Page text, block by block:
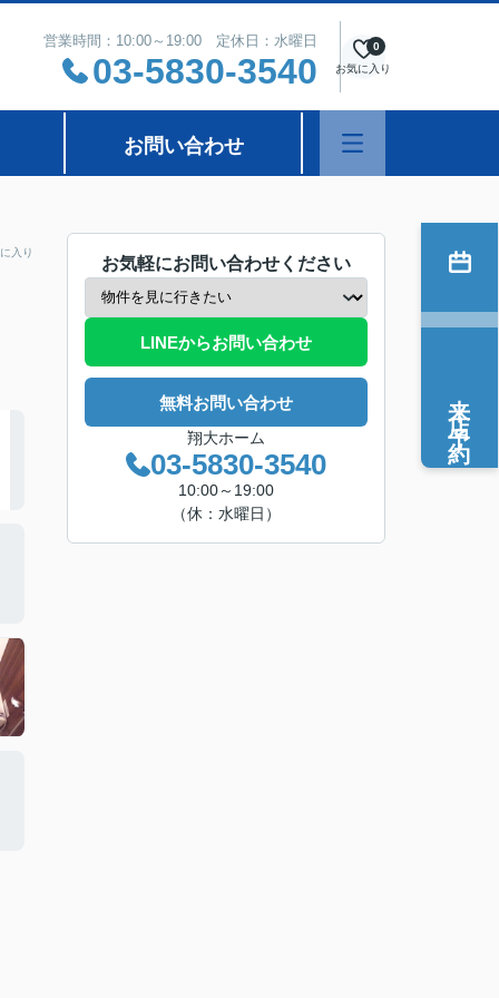
営業時間：10:00～19:00 定休日：水曜日
03-5830-3540 お気に入り
0
お問い合わせ
入り
お気軽にお問い合わせください
LINEからお問い合わせ
無料お問い合わせ
翔大ホーム
03-5830-3540
10:00～19:00
（休：水曜日）
来店予約